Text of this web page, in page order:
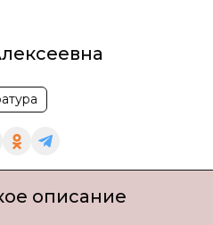
описание